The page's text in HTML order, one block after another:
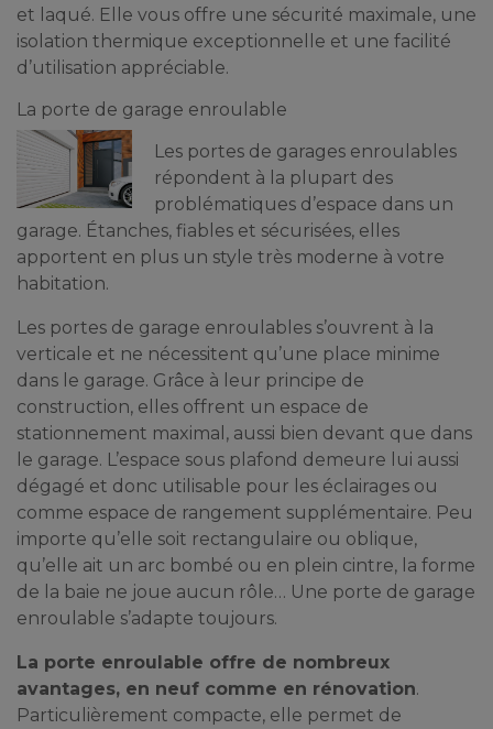
et laqué. Elle vous offre une sécurité maximale, une
isolation thermique exceptionnelle et une facilité
d’utilisation appréciable.
La porte de garage enroulable
Les portes de garages enroulables
répondent à la plupart des
problématiques d’espace dans un
garage. Étanches, fiables et sécurisées, elles
apportent en plus un style très moderne à votre
habitation.
Les portes de garage enroulables s’ouvrent à la
verticale et ne nécessitent qu’une place minime
dans le garage. Grâce à leur principe de
construction, elles offrent un espace de
stationnement maximal, aussi bien devant que dans
le garage. L’espace sous plafond demeure lui aussi
dégagé et donc utilisable pour les éclairages ou
comme espace de rangement supplémentaire. Peu
importe qu’elle soit rectangulaire ou oblique,
qu’elle ait un arc bombé ou en plein cintre, la forme
de la baie ne joue aucun rôle… Une porte de garage
enroulable s’adapte toujours.
La porte enroulable offre de nombreux
avantages, en neuf comme en rénovation.
Particulièrement compacte, elle permet de